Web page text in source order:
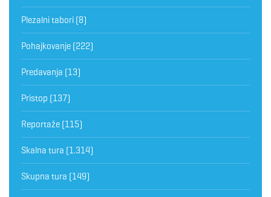
Plezalni tabori (8)
Pohajkovanje (222)
Predavanja (13)
Pristop (137)
Reportaže (115)
Skalna tura (1.314)
Skupna tura (149)